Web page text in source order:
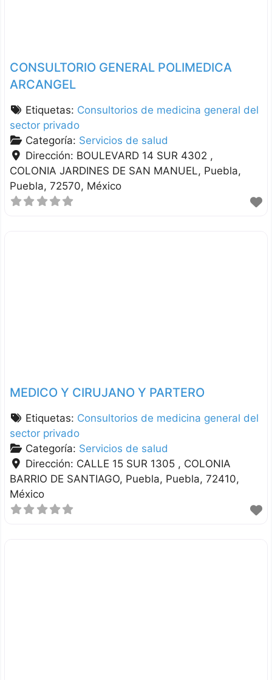
CONSULTORIO GENERAL POLIMEDICA
ARCANGEL
Etiquetas: Consultorios de medicina general del
sector privado
Categoría: Servicios de salud
Dirección: BOULEVARD 14 SUR 4302 ,
COLONIA JARDINES DE SAN MANUEL Puebla
Puebla 72570 México
MEDICO Y CIRUJANO Y PARTERO
Etiquetas: Consultorios de medicina general del
sector privado
Categoría: Servicios de salud
Dirección: CALLE 15 SUR 1305 , COLONIA
BARRIO DE SANTIAGO Puebla Puebla 72410
México